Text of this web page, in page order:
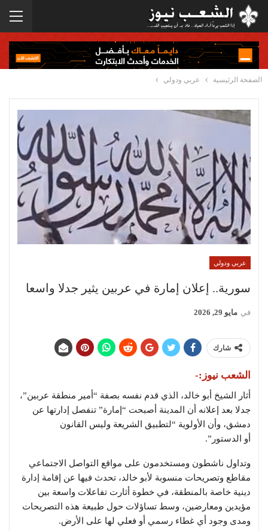
الصفحة الرئيسية عربي ودولي
عربي ودولي
سورية.. إعلان إمارة في عربين يثير جدلا واسعا
في مايو 29, 2026
شارك
الشعب نيوز:-
أثار الشيخ أبو خالد، الذي قدم نفسه بصفة “أمير منطقة عربين”،
جدلا بعد إعلانه أن المدينة أصبحت “إمارة” تنفصل إدارتها عن
دمشق، وأن الأولوية “لتطبيق الشريعة وليس القانون
أو الدستور”.
وتداول ناشطون ومستخدمون على مواقع التواصل الاجتماعي
مقاطع وتصريحات منسوبة لأبو خالد، تحدث فيها عن إقامة إدارة
دينية خاصة بالمنطقة، في خطوة أثارت تفاعلات واسعة بين
مؤيدين ومعارضين، وسط تساؤلات حول طبيعة هذه التصريحات
ومدى وجود أي غطاء رسمي أو فعلي لها على الأرض.